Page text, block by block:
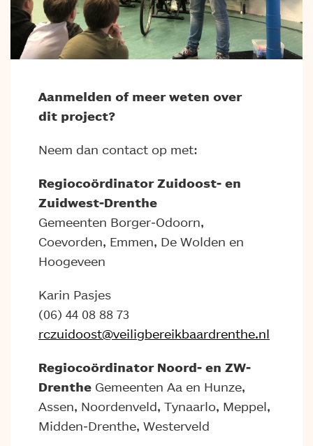
Aanmelden of meer weten over
dit project?
Neem dan contact op met:
Regiocoördinator Zuidoost- en
Zuidwest-Drenthe
Gemeenten Borger-Odoorn,
Coevorden, Emmen, De Wolden en
Hoogeveen
Karin Pasjes
(06) 44 08 88 73
rczuidoost@veiligbereikbaardrenthe.nl
Regiocoördinator Noord- en ZW-
Drenthe Gemeenten Aa en Hunze,
Assen, Noordenveld, Tynaarlo, Meppel,
Midden-Drenthe, Westerveld